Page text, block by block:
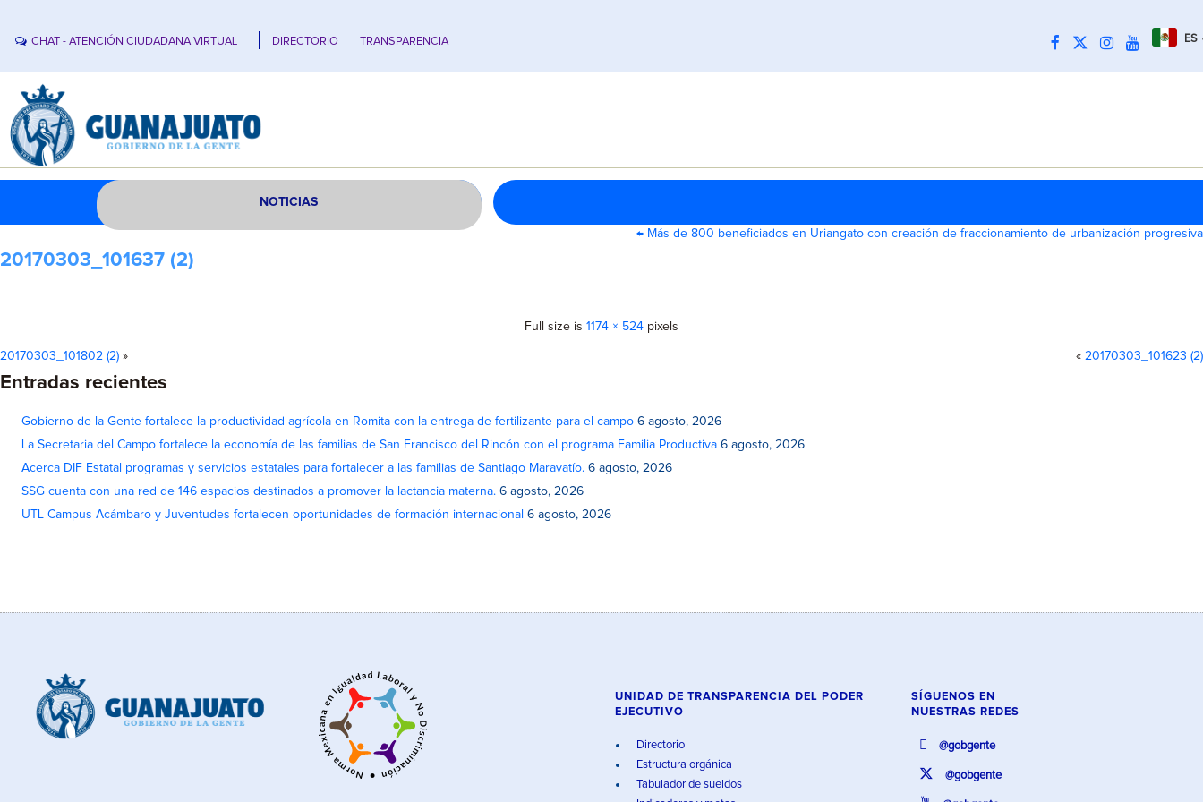
CHAT - ATENCIÓN CIUDADANA VIRTUAL DIRECTORIO TRANSPARENCIA ES
NOTICIAS
← Más de 800 beneficiados en Uriangato con creación de fraccionamiento de urbanización progresiva
20170303_101637 (2)
Full size is 1174 × 524 pixels
20170303_101802 (2) » « 20170303_101623 (2)
Entradas recientes
Gobierno de la Gente fortalece la productividad agrícola en Romita con la entrega de fertilizante para el campo 6 agosto, 2026
La Secretaria del Campo fortalece la economía de las familias de San Francisco del Rincón con el programa Familia Productiva 6 agosto, 2026
Acerca DIF Estatal programas y servicios estatales para fortalecer a las familias de Santiago Maravatío. 6 agosto, 2026
SSG cuenta con una red de 146 espacios destinados a promover la lactancia materna. 6 agosto, 2026
UTL Campus Acámbaro y Juventudes fortalecen oportunidades de formación internacional 6 agosto, 2026
UNIDAD DE TRANSPARENCIA DEL PODER
EJECUTIVO
Directorio
Estructura orgánica
Tabulador de sueldos
SÍGUENOS EN
NUESTRAS REDES
@gobgente
@gobgente